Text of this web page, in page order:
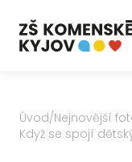
Úvod/Nejnovější
Když se spojí